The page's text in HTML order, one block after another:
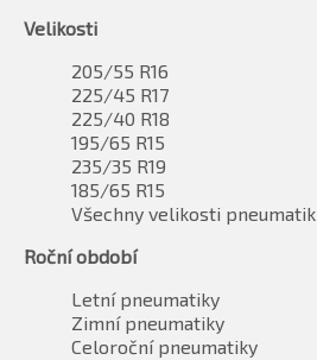
Velikosti
205/55 R16
225/45 R17
225/40 R18
195/65 R15
235/35 R19
185/65 R15
Všechny velikosti pneumatik
Roční období
Letní pneumatiky
Zimní pneumatiky
Celoroční pneumatiky